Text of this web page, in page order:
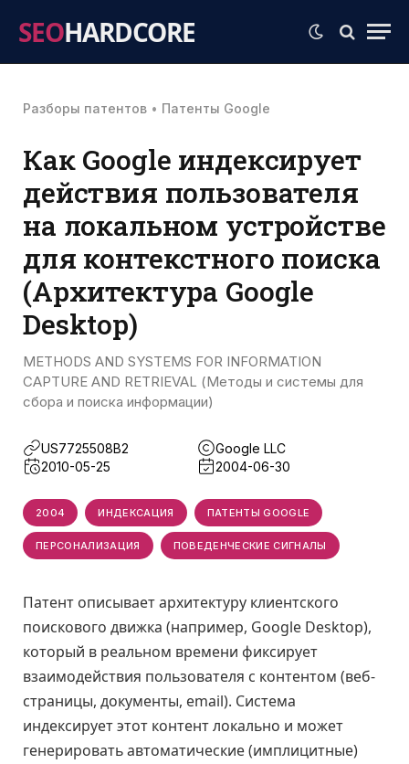
SEOHARDCORE
Разборы патентов • Патенты Google
Как Google индексирует
действия пользователя
на локальном устройстве
для контекстного поиска
(Архитектура Google
Desktop)
METHODS AND SYSTEMS FOR INFORMATION
CAPTURE AND RETRIEVAL (Методы и системы для
сбора и поиска информации)
US7725508B2
Google LLC
2010-05-25
2004-06-30
2004 ИНДЕКСАЦИЯ ПАТЕНТЫ GOOGLE
ПЕРСОНАЛИЗАЦИЯ ПОВЕДЕНЧЕСКИЕ СИГНАЛЫ
Патент описывает архитектуру клиентского
поискового движка (например, Google Desktop),
который в реальном времени фиксирует
взаимодействия пользователя с контентом (веб-
страницы, документы, email). Система
индексирует этот контент локально и может
генерировать автоматические (имплицитные)